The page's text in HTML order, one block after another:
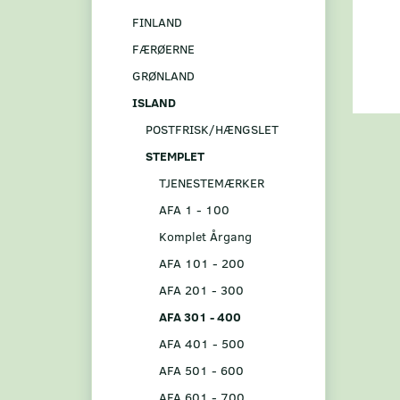
FINLAND
FÆRØERNE
GRØNLAND
ISLAND
POSTFRISK/HÆNGSLET
STEMPLET
TJENESTEMÆRKER
AFA 1 - 100
Komplet Årgang
AFA 101 - 200
AFA 201 - 300
AFA 301 - 400
AFA 401 - 500
AFA 501 - 600